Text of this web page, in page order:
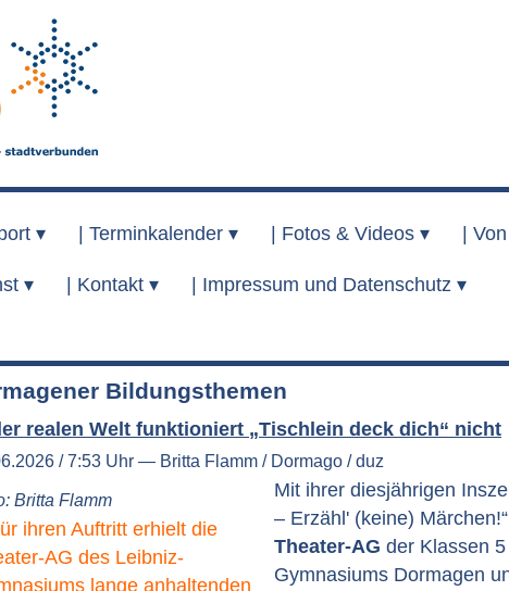
▾ Terminkalender ▾ Fotos & Videos ▾ Von
▾ Kontakt ▾ Impressum und Datenschutz ▾
Bildungsthemen
realen Welt funktioniert „Tischlein deck dich“ nicht
/ 7:53 Uhr — Britta Flamm / Dormago / duz
Britta Flamm
Mit ihrer diesjährigen
– Erzähl' (keine)
Theater-AG der Klassen
Gymnasiums Dormagen